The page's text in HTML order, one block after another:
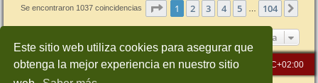
Este sitio web utiliza cookies para asegurar que
obtenga la mejor experiencia en nuestro sitio
Se encontraron 1037 coincidencias Página de 104
1 2 3 4 5 104
Ir a
Inicio Índice general Todos los horarios son UTC+02:00